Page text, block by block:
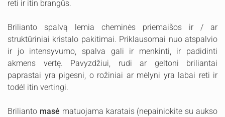
reti ir itin brangūs.
Brilianto spalvą lemia cheminės priemaišos ir / ar
struktūriniai kristalo pakitimai. Priklausomai nuo atspalvio
ir jo intensyvumo, spalva gali ir menkinti, ir padidinti
akmens vertę. Pavyzdžiui, rudi ar geltoni briliantai
paprastai yra pigesni, o rožiniai ar mėlyni yra labai reti ir
todėl itin vertingi.
Brilianto masė matuojama karatais (nepainiokite su aukso